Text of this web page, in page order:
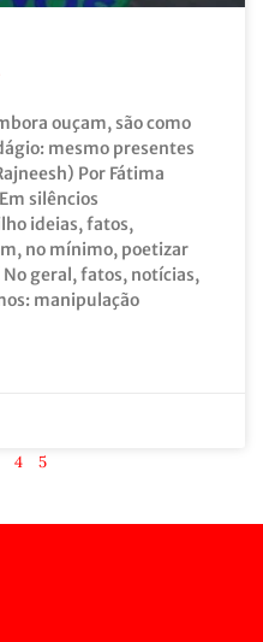
ouçam, são como
mesmo presentes
Por Fátima
silêncios
ideias, fatos,
no mínimo, poetizar
geral, fatos, notícias,
manipulação
4 5